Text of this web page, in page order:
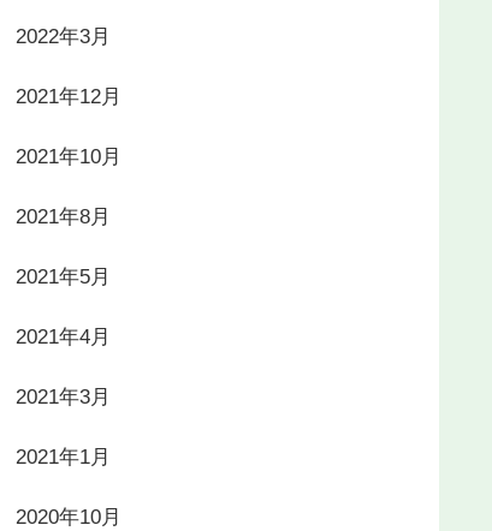
2022年3月
2021年12月
2021年10月
2021年8月
2021年5月
2021年4月
2021年3月
2021年1月
2020年10月